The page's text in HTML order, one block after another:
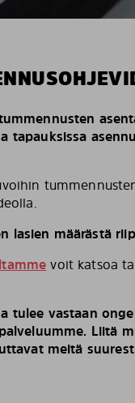
tapauksissa
lasien määrästä
voit katsoa
tulee vastaan
Liitä
meitä